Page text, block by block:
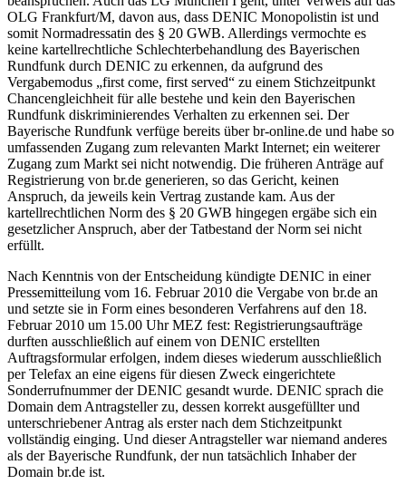
OLG Frankfurt/M, davon aus, dass DENIC Monopolistin ist und
somit Normadressatin des § 20 GWB. Allerdings vermochte es
keine kartellrechtliche Schlechterbehandlung des Bayerischen
Rundfunk durch DENIC zu erkennen, da aufgrund des
Vergabemodus „first come, first served“ zu einem Stichzeitpunkt
Chancengleichheit für alle bestehe und kein den Bayerischen
Rundfunk diskriminierendes Verhalten zu erkennen sei. Der
Bayerische Rundfunk verfüge bereits über br-online.de und habe so
umfassenden Zugang zum relevanten Markt Internet; ein weiterer
Zugang zum Markt sei nicht notwendig. Die früheren Anträge auf
Registrierung von br.de generieren, so das Gericht, keinen
Anspruch, da jeweils kein Vertrag zustande kam. Aus der
kartellrechtlichen Norm des § 20 GWB hingegen ergäbe sich ein
gesetzlicher Anspruch, aber der Tatbestand der Norm sei nicht
erfüllt.
Nach Kenntnis von der Entscheidung kündigte DENIC in einer
Pressemitteilung vom 16. Februar 2010 die Vergabe von br.de an
und setzte sie in Form eines besonderen Verfahrens auf den 18.
Februar 2010 um 15.00 Uhr MEZ fest: Registrierungsaufträge
durften ausschließlich auf einem von DENIC erstellten
Auftragsformular erfolgen, indem dieses wiederum ausschließlich
per Telefax an eine eigens für diesen Zweck eingerichtete
Sonderrufnummer der DENIC gesandt wurde. DENIC sprach die
Domain dem Antragsteller zu, dessen korrekt ausgefüllter und
unterschriebener Antrag als erster nach dem Stichzeitpunkt
vollständig einging. Und dieser Antragsteller war niemand anderes
als der Bayerische Rundfunk, der nun tatsächlich Inhaber der
Domain br.de ist.